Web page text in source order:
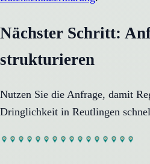
Nächster Schritt:
strukturieren
Nutzen Sie die Anfrage, damit
Dringlichkeit in Reutlingen